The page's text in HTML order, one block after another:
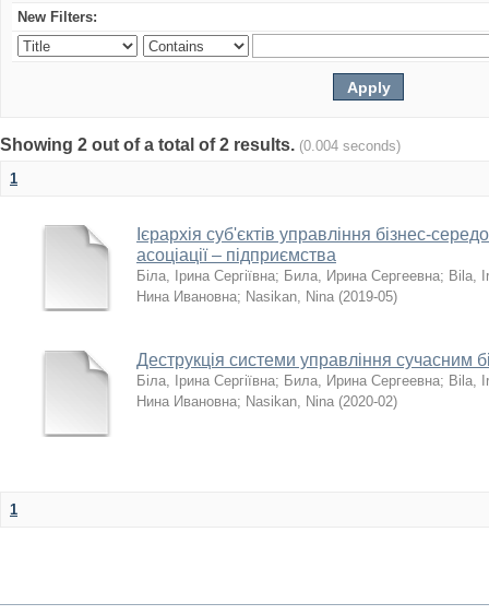
New Filters:
Showing 2 out of a total of 2 results. (0.004 seconds)
1
Ієрархія суб'єктів управління бізнес-
асоціації – підприємства
Біла, Ірина Сергіївна; Била, Ирина Сергеевна; Bila,
Нина Ивановна; Nasikan, Nina (2019-05)
Деструкція системи управління сучасним
Біла, Ірина Сергіївна; Била, Ирина Сергеевна; Bila,
Нина Ивановна; Nasikan, Nina (2020-02)
1